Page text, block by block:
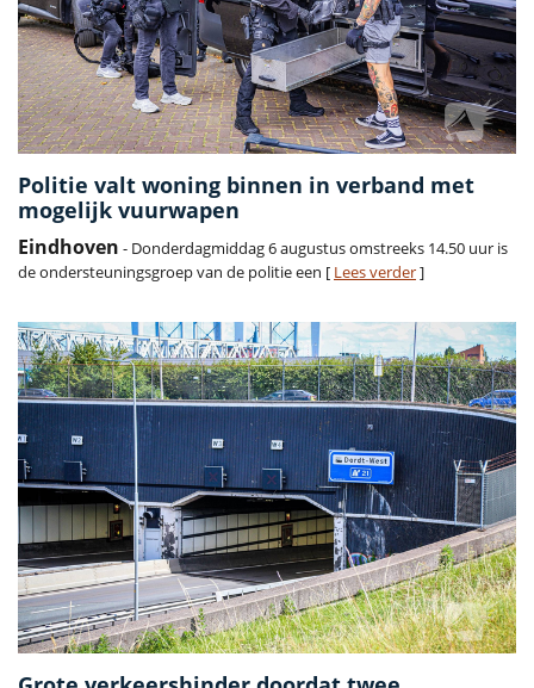
Politie valt woning binnen in verband met
mogelijk vuurwapen
Eindhoven - Donderdagmiddag 6 augustus omstreeks 14.50 uur is
de ondersteuningsgroep van de politie een [ Lees verder]